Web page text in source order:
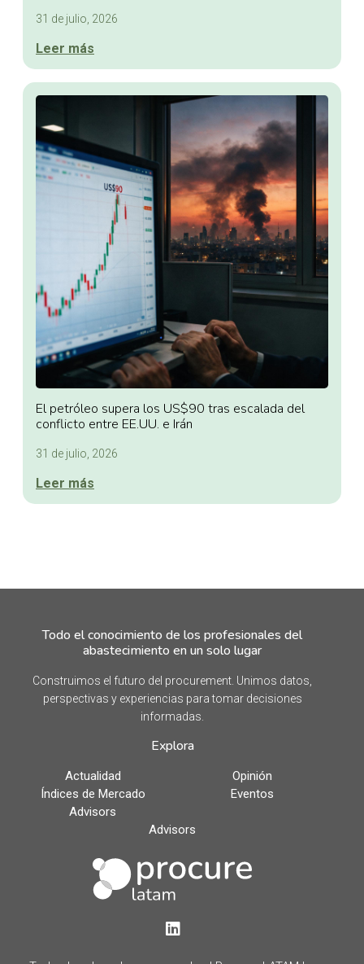
31 de julio, 2026
Leer más
El petróleo supera los US$90 tras escalada del
conflicto entre EE.UU. e Irán
31 de julio, 2026
Leer más
Todo el conocimiento de los profesionales del
abastecimiento en un solo lugar
Construimos el futuro del procurement. Unimos datos,
perspectivas y experiencias para tomar decisiones
informadas.
Explora
Actualidad
Opinión
Índices de Mercado
Eventos
Advisors
Advisors
LinkedIn